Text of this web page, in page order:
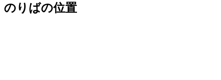
のりばの位置